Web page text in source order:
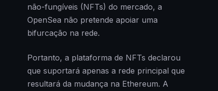
não-fungíveis (NFTs) do mercado, a
OpenSea não pretende apoiar uma
bifurcação na rede.
Portanto, a plataforma de NFTs declarou
que suportará apenas a rede principal que
resultará da mudança na Ethereum. A